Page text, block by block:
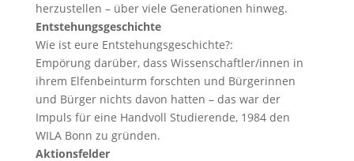
herzustellen – über viele Generationen hinweg.
Entstehungsgeschichte
Wie ist eure Entstehungsgeschichte?:
Empörung darüber, dass Wissenschaftler/innen in
ihrem Elfenbeinturm forschten und Bürgerinnen
und Bürger nichts davon hatten – das war der
Impuls für eine Handvoll Studierende, 1984 den
WILA Bonn zu gründen.
Aktionsfelder